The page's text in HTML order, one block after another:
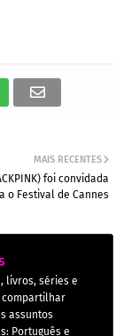
MAIS RECENTES
foi convidada
o Festival de Cannes
livros, séries e
compartilhar
assuntos
Português e